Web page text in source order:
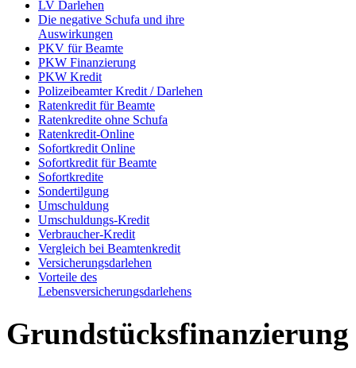
LV Darlehen
Die negative Schufa und ihre
Auswirkungen
PKV für Beamte
PKW Finanzierung
PKW Kredit
Polizeibeamter Kredit / Darlehen
Ratenkredit für Beamte
Ratenkredite ohne Schufa
Ratenkredit-Online
Sofortkredit Online
Sofortkredit für Beamte
Sofortkredite
Sondertilgung
Umschuldung
Umschuldungs-Kredit
Verbraucher-Kredit
Vergleich bei Beamtenkredit
Versicherungsdarlehen
Vorteile des
Lebensversicherungsdarlehens
Grundstücksfinanzierung